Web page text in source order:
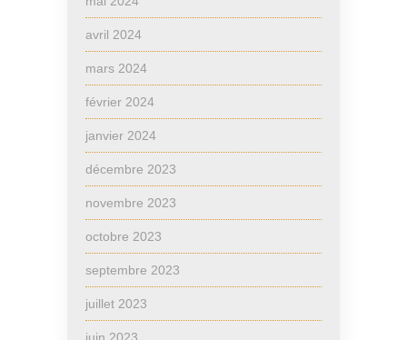
avril 2024
mars 2024
février 2024
janvier 2024
décembre 2023
novembre 2023
octobre 2023
septembre 2023
juillet 2023
juin 2023